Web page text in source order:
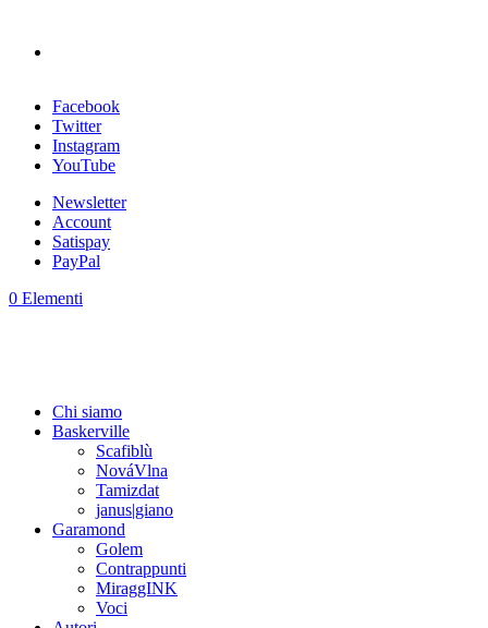
Facebook
Twitter
Instagram
YouTube
Newsletter
Account
Satispay
PayPal
0 Elementi
Chi siamo
Baskerville
Scafiblù
NováVlna
Tamizdat
janus|giano
Garamond
Golem
Contrappunti
MiraggINK
Voci